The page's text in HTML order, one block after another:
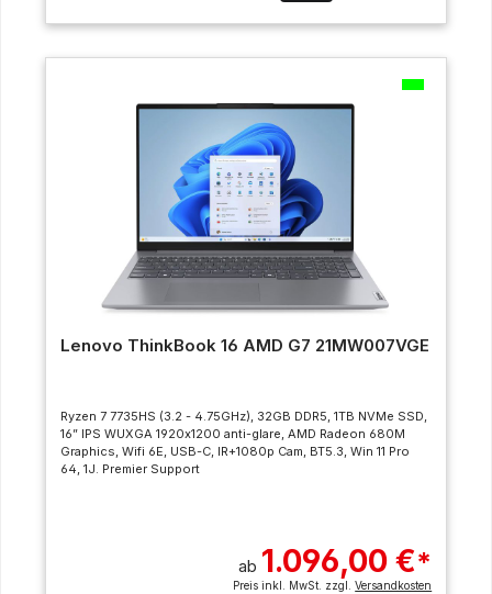
Lenovo ThinkBook 16 AMD G7 21MW007VGE
Ryzen 7 7735HS (3.2 - 4.75GHz), 32GB DDR5, 1TB NVMe SSD,
16” IPS WUXGA 1920x1200 anti-glare, AMD Radeon 680M
Graphics, Wifi 6E, USB-C, IR+1080p Cam, BT5.3, Win 11 Pro
64, 1J. Premier Support
ab 1.096,00 €*
Preis inkl. MwSt. zzgl.Versandkosten